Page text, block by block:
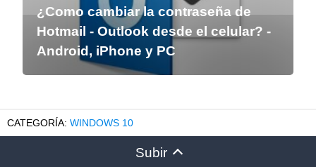
¿Como cambiar la contraseña de
Hotmail - Outlook desde el celular? -
Android, iPhone y PC
WINDOWS 10
Subir